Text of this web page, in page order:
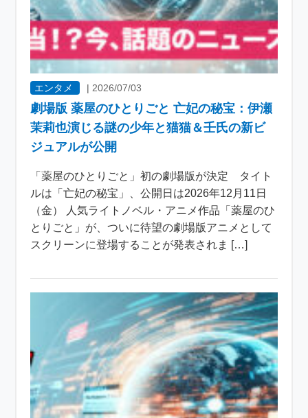
エンタメ | 2026/07/03
劇場版 薬屋のひとりごと 亡妃の秘宝：伊瀬
茉莉也演じる謎の少年と猫猫＆壬氏の新ビ
ジュアルが公開
「薬屋のひとりごと」初の劇場版が決定 タイト
ルは「亡妃の秘宝」、公開日は2026年12月11日
（金） 人気ライトノベル・アニメ作品「薬屋のひ
とりごと」が、ついに待望の劇場版アニメとして
スクリーンに登場することが発表されま […]